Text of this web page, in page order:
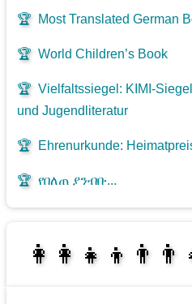
🏆 Most Translated German
🏆 World Children’s Book
🏆 Vielfaltssiegel: KIMI-
und Jugendliteratur
🏆 Ehrenurkunde:
🏆 የበለጠ ያንብቡ...